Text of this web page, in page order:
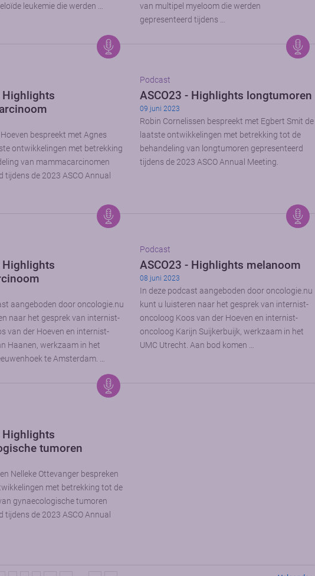
leukemie die werden …
van multipel myeloom die werden
gepresenteerd tijdens …
Highlights
bespreekt met Agnes
ontwikkelingen met betrekking
van mammacarcinomen
tijdens de 2023 ASCO Annual
Podcast
ASCO23 - Highlights longtumoren
09 juni 2023
Robin Cornelissen bespreekt met Egbert Smit de
laatste ontwikkelingen met betrekking tot de
behandeling van longtumoren gepresenteerd
tijdens de 2023 ASCO Annual Meeting.
Highlights
aangeboden door oncologie.nu
naar het gesprek van internist-
van der Hoeven en internist-
Haanen, werkzaam in het
te Amsterdam. …
Podcast
ASCO23 - Highlights melanoom
08 juni 2023
In deze podcast aangeboden door oncologie.nu
kunt u luisteren naar het gesprek van internist-
oncoloog Koos van der Hoeven en internist-
oncoloog Karijn Suijkerbuijk, werkzaam in het
UMC Utrecht. Aan bod komen …
Highlights
tumoren
Nelleke Ottevanger bespreken
met betrekking tot de
gynaecologische tumoren
tijdens de 2023 ASCO Annual